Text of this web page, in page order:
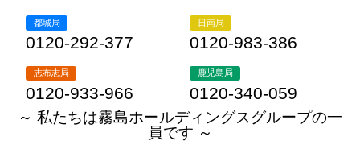
都城局
0120-292-377
日南局
0120-983-386
志布志局
0120-933-966
鹿児島局
0120-340-059
～ 私たちは霧島ホールディングスグループの一
員です ～